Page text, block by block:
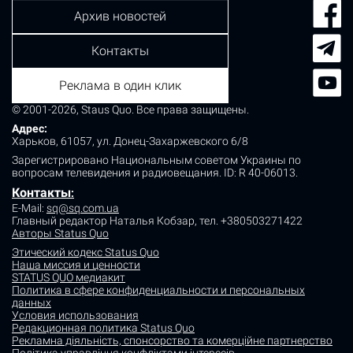
© 2001-2026, Staus Quo. Все права защищены.
Адрес:
Харьков, 61057, ул. Донец-Захаржевского 6/8
Зарегистрировано Национальным советом Украины по
вопросам телевидения и радиовещания. ID: R 40-06013.
Контакты:
E-Mail: sq@sq.com.ua
Главный редактор Наталья Кобзар, тел. +380503271422
Авторы Status Quo
Этический кодекс Status Quo
Наша миссия и ценности
STATUS QUO медиакит
Политика в сфере конфиденциальности и персональных
данных
Условия использования
Редакционная политика Status Quo
Рекламна діяльність, спонсорство та комерційне партнерство
Архив новостей
Контакты
Реклама в один клик